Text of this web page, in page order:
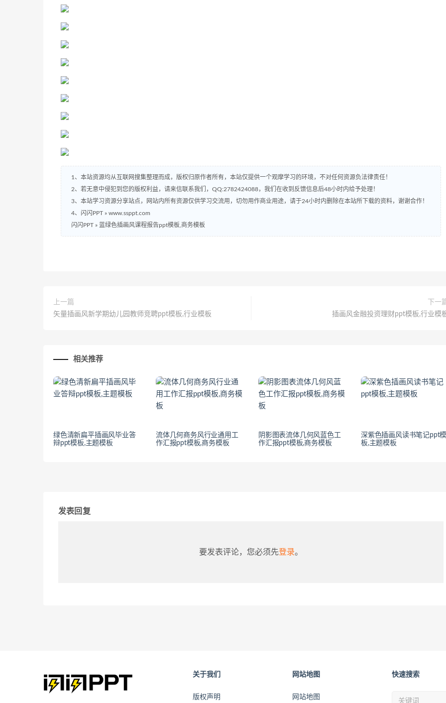
1、本站资源均从互联网搜集整理而成，版权归原作者所有，本站仅提供一个观摩学习的环境，不对任何资源负法律责任！
2、若无意中侵犯到您的版权利益，请来信联系我们，QQ:2782424088，我们在收到反馈信息后48小时内给予处理！
3、本站学习资源分享站点，网站内所有资源仅供学习交流用，切勿用作商业用途，请于24小时内删除在本站所下载的资料，谢谢合作！
4、闪闪PPT » www.ssppt.com
闪闪PPT » 蓝绿色插画风课程报告ppt模板,商务模板
上一篇
矢量插画风新学期幼儿园教师竞聘ppt模板,行业模板
下一
插画风金融投资理财ppt模板,行业模
相关推荐
绿色清新扁平插画风毕业答
辩ppt模板,主题模板
流体几何商务风行业通用工
作汇报ppt模板,商务模板
阴影图表流体几何风蓝色工
作汇报ppt模板,商务模板
深紫色插画风读书笔记ppt模
板,主题模板
发表回复
要发表评论，您必须先登录。
关于我们
版权声明
网站地图
网站地图
快速搜索